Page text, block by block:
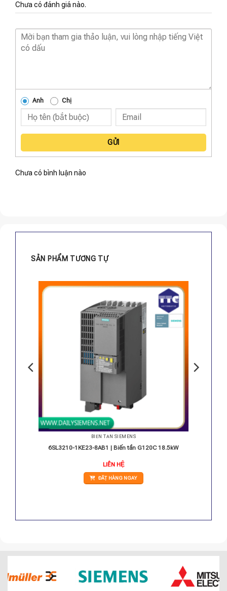
Chưa có đánh giá nào.
Anh Chị
GỬI
Chưa có bình luận nào
SẢN PHẨM TƯƠNG TỰ
BIẾN TẦN SIEMENS
6SL3210-1KE23-8AB1 | Biến tần G120C 18.5kW
LIÊN HỆ
ĐẶT HÀNG NGAY